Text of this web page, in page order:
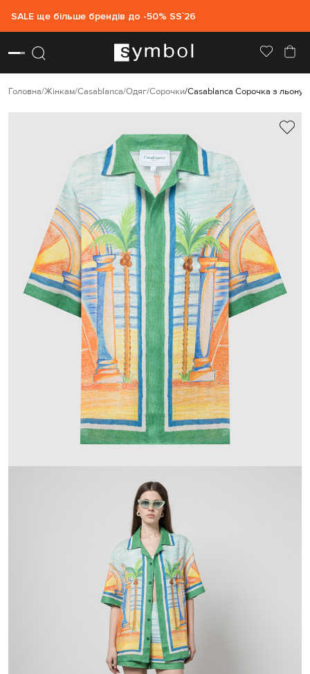
SALE ще більше брендів до -50% SS`26
Головна Жінкам Casablanca Одяг Сорочки Casablanca Сорочка з льону